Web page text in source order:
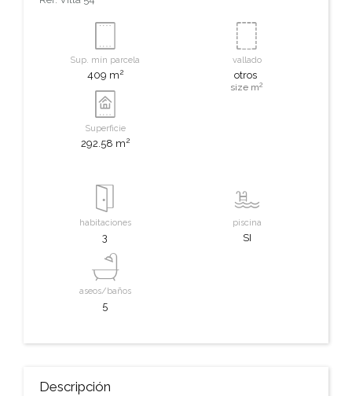
Sup. mín parcela
409 m2
Superficie
292.58 m2
vallado
otros
size m2
habitaciones
3
aseos/baños
5
piscina
SI
Descripción